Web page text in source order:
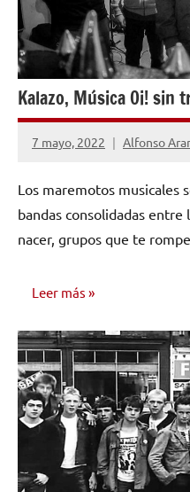
Kalazo, Música Oi! sin
7 mayo, 2022 Alfonso
No
comentarios
Los maremotos musicales
bandas consolidadas
nacer, grupos que te
Leer más
ENTREVISTAS